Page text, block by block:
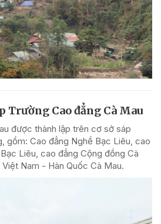
Trường Cao đẳng Cà Mau
được thành lập trên cơ sở sáp
gồm: Cao đẳng Nghề Bạc Liêu, cao
Liêu, cao đẳng Cộng đồng Cà
Nam - Hàn Quốc Cà Mau.